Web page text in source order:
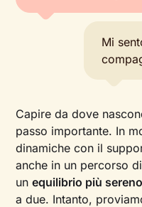
Mi
Capire da dove
passo importante. In
dinamiche con il
anche in un percorso
unequilibrio più sereno
a due. Intanto,